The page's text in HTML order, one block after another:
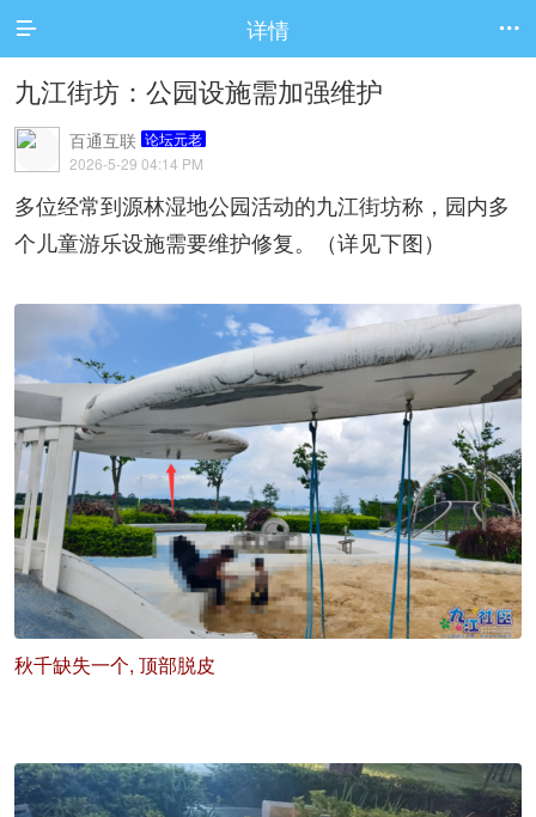
 详情 
九江街坊：公园设施需加强维护
百通互联 论坛元老
2026-5-29 04:14 PM
多位经常到源林湿地公园活动的九江街坊称，园内多
个儿童游乐设施需要维护修复。（详见下图）
秋千缺失一个, 顶部脱皮